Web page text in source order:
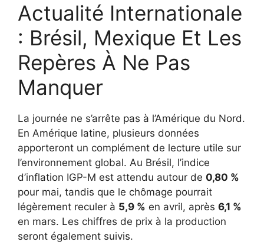
Actualité Internationale
: Brésil, Mexique Et Les
Repères À Ne Pas
Manquer
La journée ne s’arrête pas à l’Amérique du Nord.
En Amérique latine, plusieurs données
apporteront un complément de lecture utile sur
l’environnement global. Au Brésil, l’indice
d’inflation IGP-M est attendu autour de 0,80 %
pour mai, tandis que le chômage pourrait
légèrement reculer à 5,9 % en avril, après 6,1 %
en mars. Les chiffres de prix à la production
seront également suivis.